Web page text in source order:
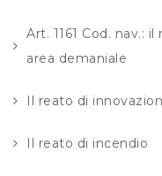
Art. 1161 Cod. nav.:
area demaniale
Il reato di
Il reato di incendio